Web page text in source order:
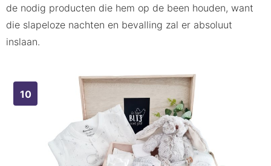
de nodig producten die hem op de been houden, want
die slapeloze nachten en bevalling zal er absoluut
inslaan.